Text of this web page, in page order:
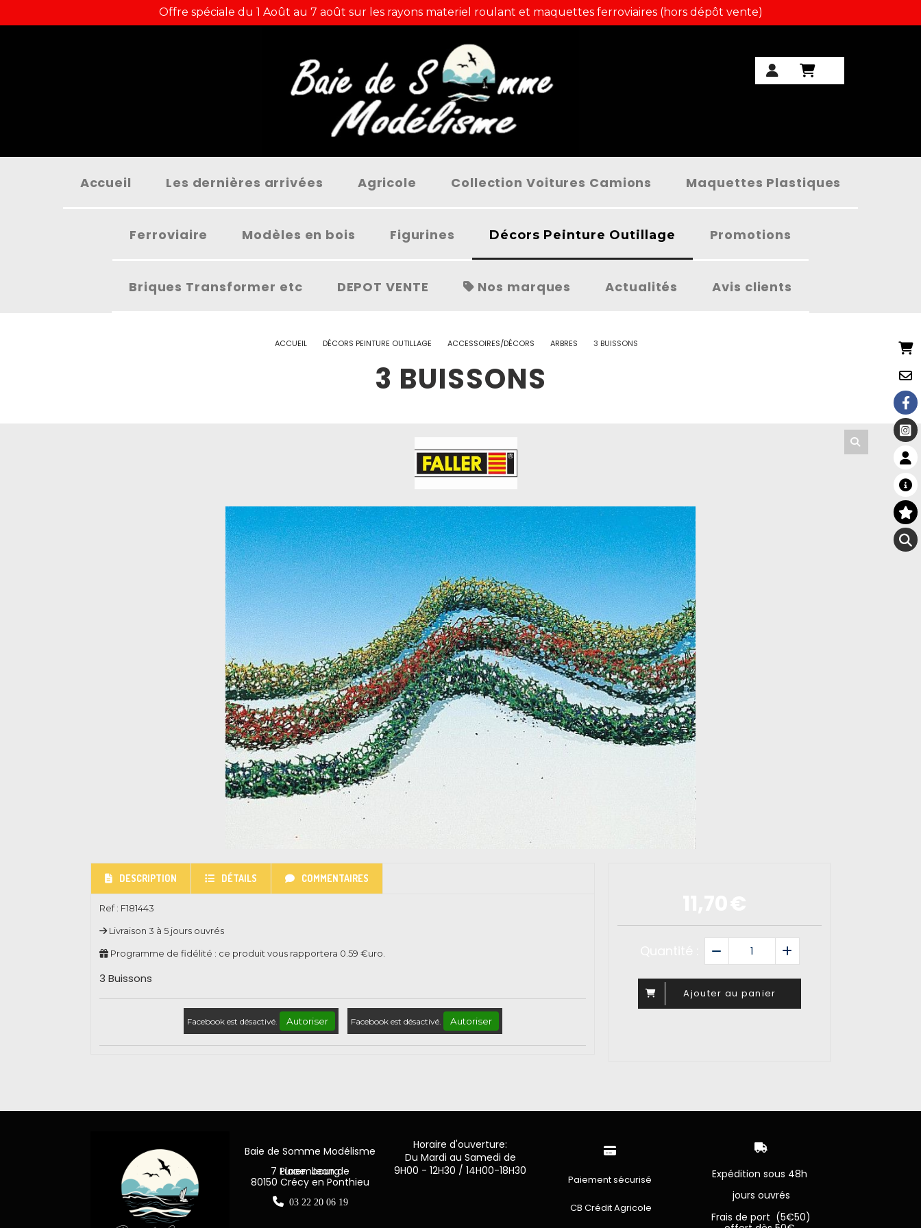
Offre spéciale du 1 Août au 7 août sur les rayons materiel roulant et maquettes ferroviaires (hors dépôt vente)
Accueil Les dernières arrivées Agricole Collection Voitures Camions Maquettes Plastiques
Ferroviaire Modèles en bois Figurines Décors Peinture Outillage Promotions
Briques Transformer etc DEPOT VENTE Nos marques Actualités Avis clients
ACCUEIL DÉCORS PEINTURE OUTILLAGE ACCESSOIRES/DÉCORS ARBRES 3 BUISSONS
3 BUISSONS
Ajouter au panier
DESCRIPTION DÉTAILS COMMENTAIRES
Ref : F181443
Livraison 3 à 5 jours ouvrés
Programme de fidélité : ce produit vous rapportera 0.59 €uro.
3 Buissons
Facebook est désactivé. Autoriser Facebook est désactivé. Autoriser
Baie de Somme Modélisme
7 Place Jean de Luxembourg
80150 Crécy en Ponthieu
 03 22 20 06 19
Horaire d'ouverture:
Du Mardi au Samedi de
9H00 - 12H30 / 14H00-18H30

Paiement sécurisé
CB Crédit Agricole

Expédition sous 48h
jours ouvrés
Frais de port (5€50)